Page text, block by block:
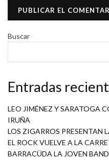
Buscar
Entradas
LEO JIMÉNEZ Y SARATOGA
IRUÑA
LOS ZIGARROS PRESENTAN
EL ROCK VUELVE A LA
BARRACÜDA LA JOVEN